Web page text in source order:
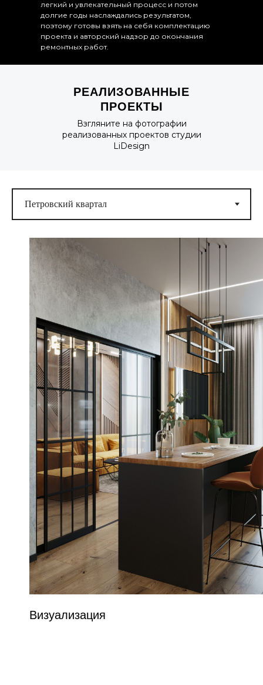
легкий и увлекательный процесс и потом
долгие годы наслаждались результатом,
поэтому готовы взять на себя комплектацию
проекта и авторский надзор до окончания
ремонтных работ.
РЕАЛИЗОВАННЫЕ
ПРОЕКТЫ
Взгляните на фотографии
реализованных проектов студии
LiDesign
Визуализация